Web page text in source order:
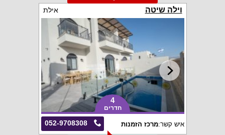
וילה שיטה אילת
4
חדרים
052-9708308 איש קשר:מרכז הזמנות